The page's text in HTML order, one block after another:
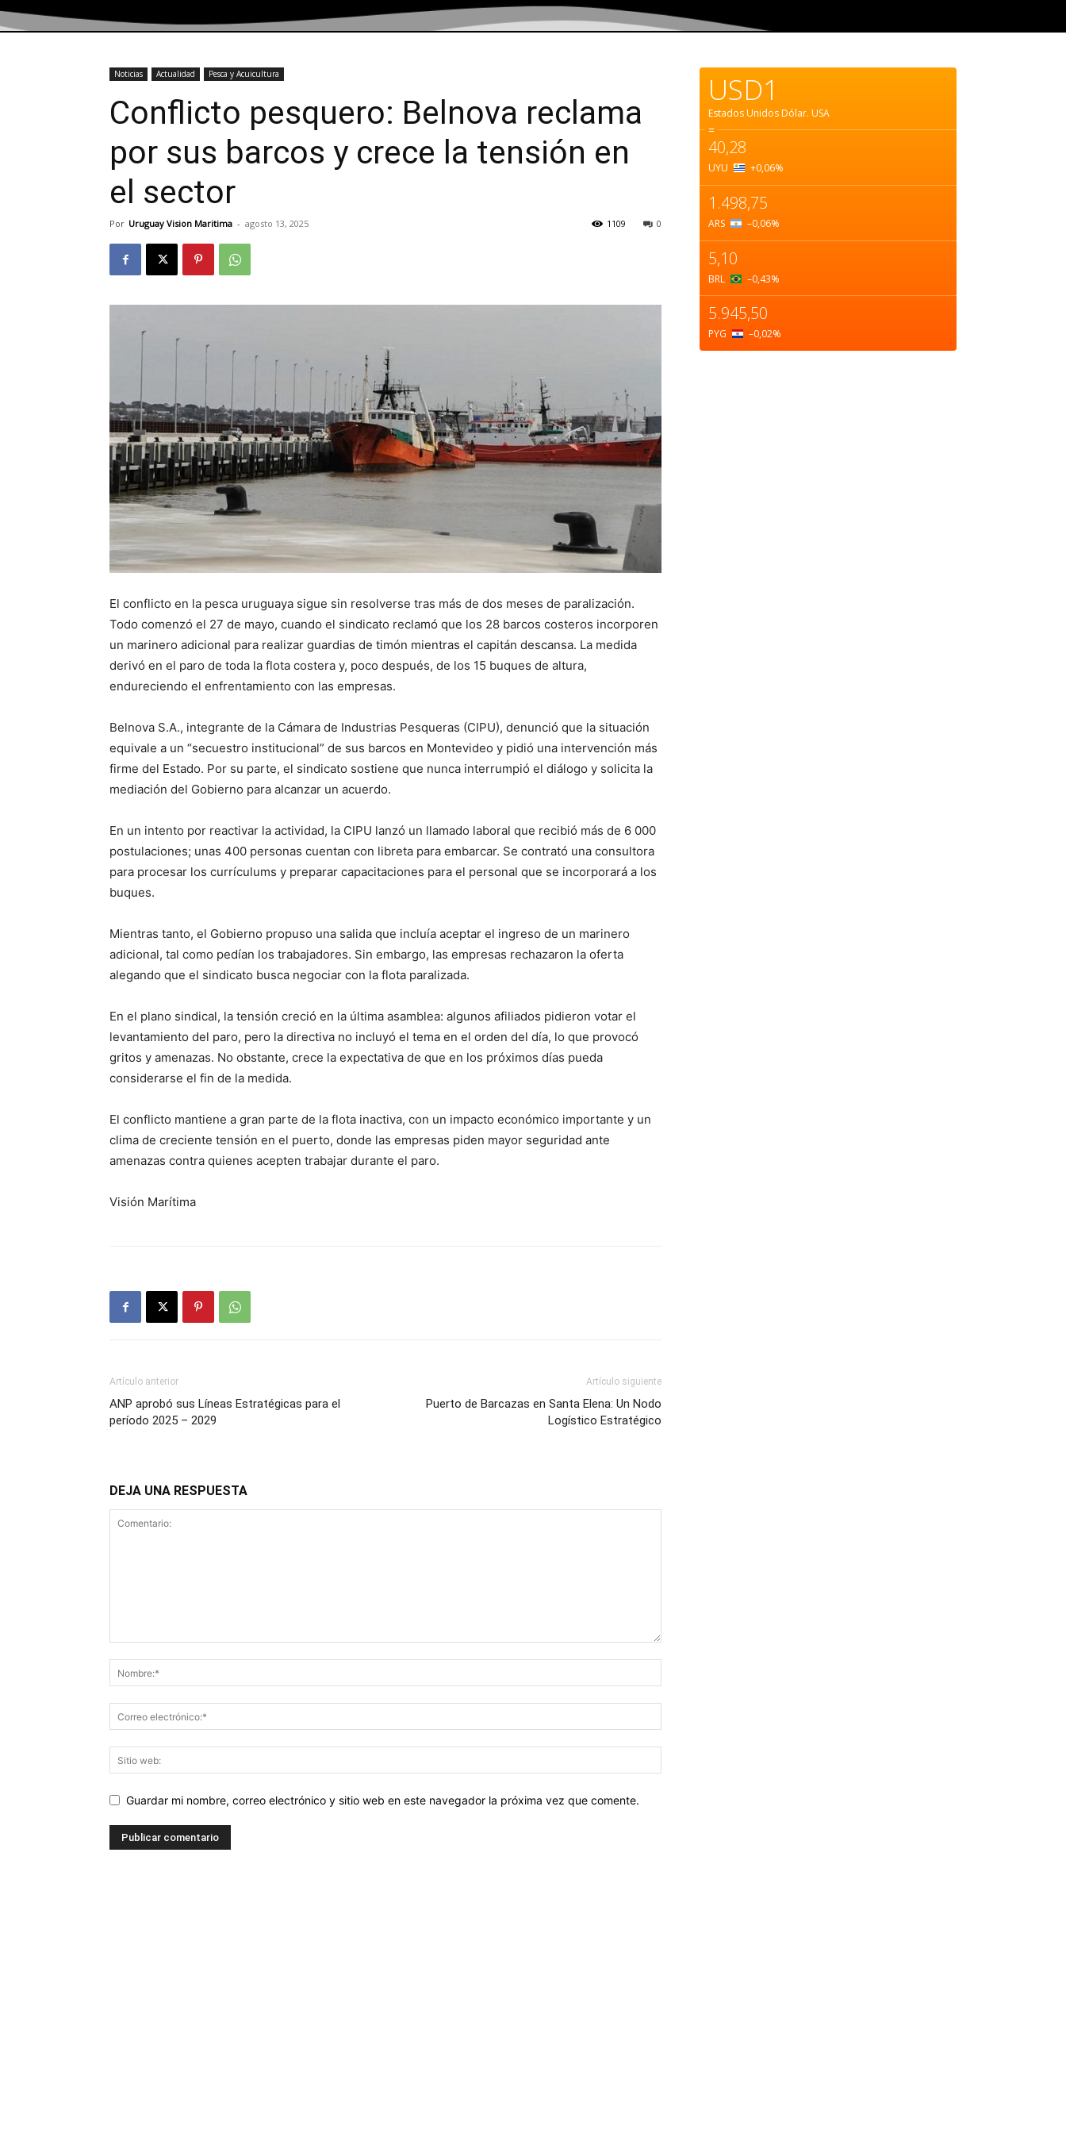
Noticias Actualidad Pesca y Acuicultura
Conflicto pesquero: Belnova reclama
por sus barcos y crece la tensión en
el sector
Por Uruguay Vision Maritima - agosto 13, 2025 0
1109
El conflicto en la pesca uruguaya sigue sin resolverse tras más de dos meses de paralización.
Todo comenzó el 27 de mayo, cuando el sindicato reclamó que los 28 barcos costeros incorporen
un marinero adicional para realizar guardias de timón mientras el capitán descansa. La medida
derivó en el paro de toda la flota costera y, poco después, de los 15 buques de altura,
endureciendo el enfrentamiento con las empresas.
Belnova S.A., integrante de la Cámara de Industrias Pesqueras (CIPU), denunció que la situación
equivale a un “secuestro institucional” de sus barcos en Montevideo y pidió una intervención más
firme del Estado. Por su parte, el sindicato sostiene que nunca interrumpió el diálogo y solicita la
mediación del Gobierno para alcanzar un acuerdo.
En un intento por reactivar la actividad, la CIPU lanzó un llamado laboral que recibió más de 6 000
postulaciones; unas 400 personas cuentan con libreta para embarcar. Se contrató una consultora
para procesar los currículums y preparar capacitaciones para el personal que se incorporará a los
buques.
Mientras tanto, el Gobierno propuso una salida que incluía aceptar el ingreso de un marinero
adicional, tal como pedían los trabajadores. Sin embargo, las empresas rechazaron la oferta
alegando que el sindicato busca negociar con la flota paralizada.
En el plano sindical, la tensión creció en la última asamblea: algunos afiliados pidieron votar el
levantamiento del paro, pero la directiva no incluyó el tema en el orden del día, lo que provocó
gritos y amenazas. No obstante, crece la expectativa de que en los próximos días pueda
considerarse el fin de la medida.
El conflicto mantiene a gran parte de la flota inactiva, con un impacto económico importante y un
clima de creciente tensión en el puerto, donde las empresas piden mayor seguridad ante
amenazas contra quienes acepten trabajar durante el paro.
Visión Marítima
Artículo anterior
ANP aprobó sus Líneas Estratégicas para el
período 2025 – 2029
Artículo siguiente
Puerto de Barcazas en Santa Elena: Un Nodo
Logístico Estratégico
DEJA UNA RESPUESTA
Guardar mi nombre, correo electrónico y sitio web en este navegador la próxima vez que comente.
USD1
Estados Unidos Dólar. USA
=
40,28
UYU +0,06%
1.498,75
ARS –0,06%
5,10
BRL –0,43%
5.945,50
PYG –0,02%